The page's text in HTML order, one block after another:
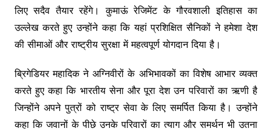
लिए सदैव तैयार रहेंगे। कुमाऊं रेजिमेंट के गौरवशाली इतिहास का
उल्लेख करते हुए उन्होंने कहा कि यहां प्रशिक्षित सैनिकों ने हमेशा देश
की सीमाओं और राष्ट्रीय सुरक्षा में महत्वपूर्ण योगदान दिया है।
ब्रिगेडियर महादिक ने अग्निवीरों के अभिभावकों का विशेष आभार व्यक्त
करते हुए कहा कि भारतीय सेना और पूरा देश उन परिवारों का ऋणी है
जिन्होंने अपने पुत्रों को राष्ट्र सेवा के लिए समर्पित किया है। उन्होंने
कहा कि जवानों के पीछे उनके परिवारों का त्याग और समर्थन भी उतना